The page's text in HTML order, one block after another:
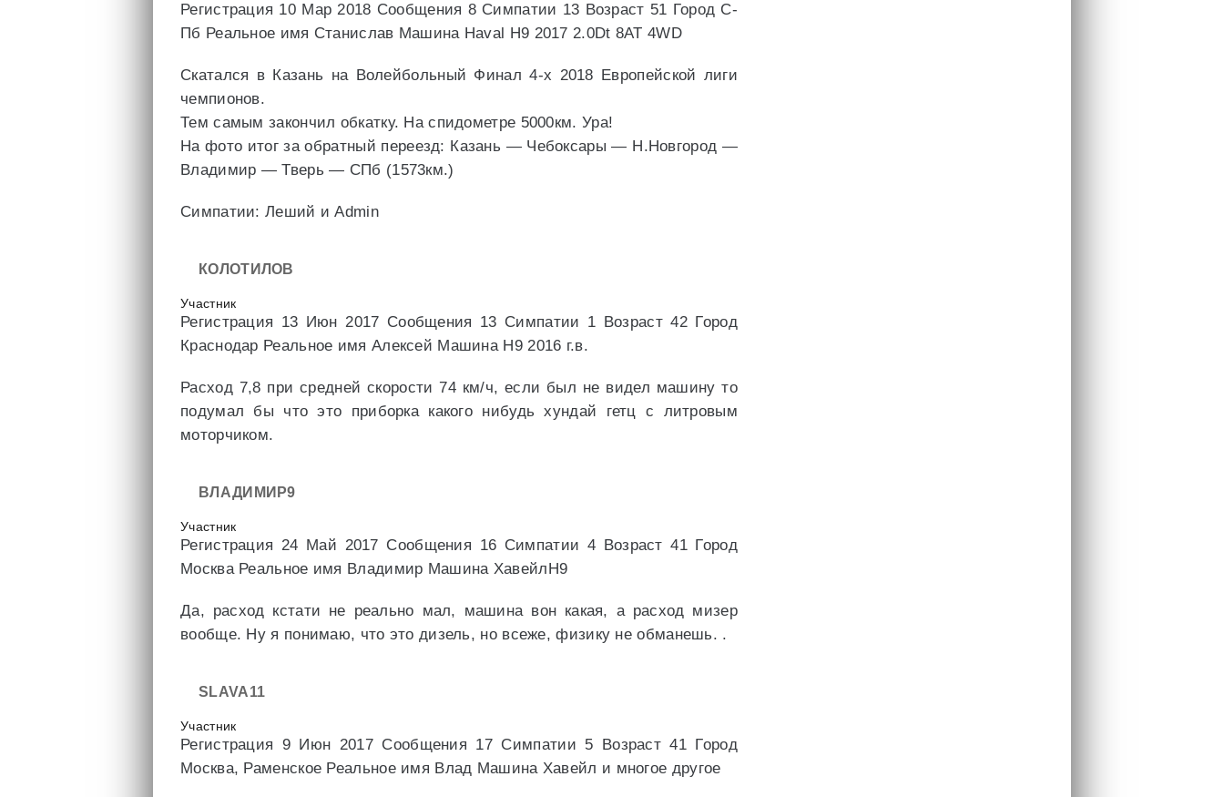
Регистрация 10 Мар 2018 Сообщения 8 Симпатии 13 Возраст 51 Город С-
Пб Реальное имя Станислав Машина Haval H9 2017 2.0Dt 8AT 4WD
Скатался в Казань на Волейбольный Финал 4-х 2018 Европейской лиги
чемпионов.
Тем самым закончил обкатку. На спидометре 5000км. Ура!
На фото итог за обратный переезд: Казань — Чебоксары — Н.Новгород —
Владимир — Тверь — СПб (1573км.)
Симпатии: Леший и Admin
КОЛОТИЛОВ
Участник
Регистрация 13 Июн 2017 Сообщения 13 Симпатии 1 Возраст 42 Город
Краснодар Реальное имя Алексей Машина Н9 2016 г.в.
Расход 7,8 при средней скорости 74 км/ч, если был не видел машину то
подумал бы что это приборка какого нибудь хундай гетц с литровым
моторчиком.
ВЛАДИМИР9
Участник
Регистрация 24 Май 2017 Сообщения 16 Симпатии 4 Возраст 41 Город
Москва Реальное имя Владимир Машина ХавейлН9
Да, расход кстати не реально мал, машина вон какая, а расход мизер
вообще. Ну я понимаю, что это дизель, но всеже, физику не обманешь. .
SLAVA11
Участник
Регистрация 9 Июн 2017 Сообщения 17 Симпатии 5 Возраст 41 Город
Москва, Раменское Реальное имя Влад Машина Хавейл и многое другое